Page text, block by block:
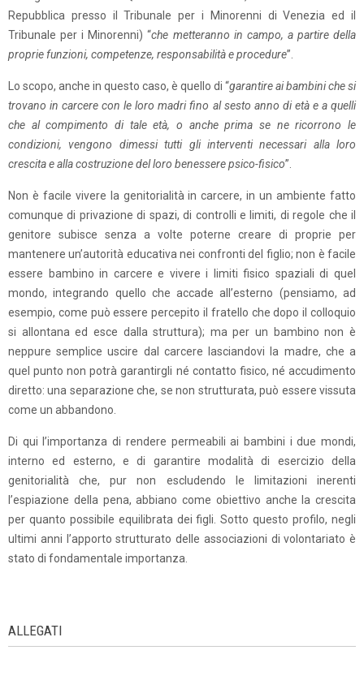
Repubblica presso il Tribunale per i Minorenni di Venezia ed il
Tribunale per i Minorenni) “che metteranno in campo, a partire della
proprie funzioni, competenze, responsabilità e procedure”.
Lo scopo, anche in questo caso, è quello di “garantire ai bambini che si
trovano in carcere con le loro madri fino al sesto anno di età e a quelli
che al compimento di tale età, o anche prima se ne ricorrono le
condizioni, vengono dimessi tutti gli interventi necessari alla loro
crescita e alla costruzione del loro benessere psico-fisico”.
Non è facile vivere la genitorialità in carcere, in un ambiente fatto
comunque di privazione di spazi, di controlli e limiti, di regole che il
genitore subisce senza a volte poterne creare di proprie per
mantenere un’autorità educativa nei confronti del figlio; non è facile
essere bambino in carcere e vivere i limiti fisico spaziali di quel
mondo, integrando quello che accade all’esterno (pensiamo, ad
esempio, come può essere percepito il fratello che dopo il colloquio
si allontana ed esce dalla struttura); ma per un bambino non è
neppure semplice uscire dal carcere lasciandovi la madre, che a
quel punto non potrà garantirgli né contatto fisico, né accudimento
diretto: una separazione che, se non strutturata, può essere vissuta
come un abbandono.
Di qui l’importanza di rendere permeabili ai bambini i due mondi,
interno ed esterno, e di garantire modalità di esercizio della
genitorialità che, pur non escludendo le limitazioni inerenti
l’espiazione della pena, abbiano come obiettivo anche la crescita
per quanto possibile equilibrata dei figli. Sotto questo profilo, negli
ultimi anni l’apporto strutturato delle associazioni di volontariato è
stato di fondamentale importanza.
ALLEGATI